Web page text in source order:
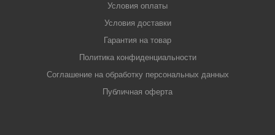
Условия оплаты
Условия доставки
Гарантия на товар
Политика конфиденциальности
Соглашение на обработку персональных данных
Публичная оферта